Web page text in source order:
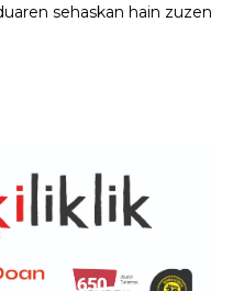
sehaskan hain zuzen